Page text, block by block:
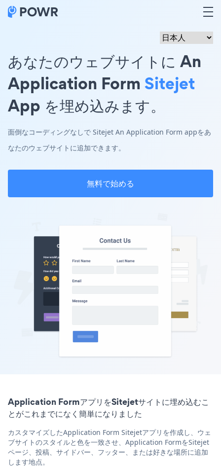
あなたのウェブサイトに An
Application Form Sitejet
App を埋め込みます。
面倒なコーディングなしで Sitejet An Application Form appをあ
なたのウェブサイトに追加できます。
無料で始める
Application FormアプリをSitejetサイトに埋め込むこ
とがこれまでになく簡単になりました
カスタマイズしたApplication Form Sitejetアプリを作成し、ウェ
ブサイトのスタイルと色を一致させ、Application FormをSitejet
ページ、投稿、サイドバー、フッター、または好きな場所に追加
します地点。